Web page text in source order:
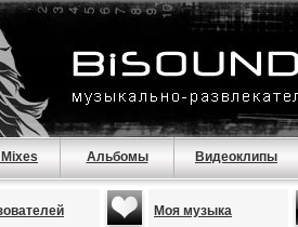
Mixes Альбомы Видеоклипы
Моя музыка